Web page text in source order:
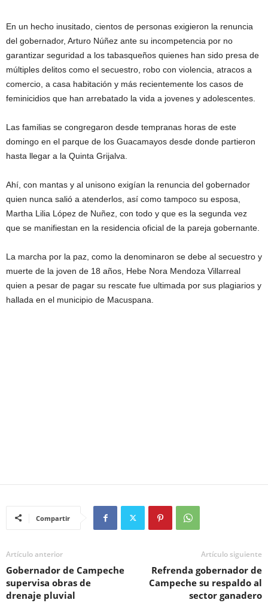
En un hecho inusitado, cientos de personas exigieron la renuncia
del gobernador, Arturo Núñez ante su incompetencia por no
garantizar seguridad a los tabasqueños quienes han sido presa de
múltiples delitos como el secuestro, robo con violencia, atracos a
comercio, a casa habitación y más recientemente los casos de
feminicidios que han arrebatado la vida a jovenes y adolescentes.
Las familias se congregaron desde tempranas horas de este
domingo en el parque de los Guacamayos desde donde partieron
hasta llegar a la Quinta Grijalva.
Ahí, con mantas y al unisono exigían la renuncia del gobernador
quien nunca salió a atenderlos, así como tampoco su esposa,
Martha Lilia López de Nuñez, con todo y que es la segunda vez
que se manifiestan en la residencia oficial de la pareja gobernante.
La marcha por la paz, como la denominaron se debe al secuestro y
muerte de la joven de 18 años, Hebe Nora Mendoza Villarreal
quien a pesar de pagar su rescate fue ultimada por sus plagiarios y
hallada en el municipio de Macuspana.
Compartir
Artículo anterior
Gobernador de Campeche
supervisa obras de
drenaje pluvial
Artículo siguiente
Refrenda gobernador de
Campeche su respaldo al
sector ganadero